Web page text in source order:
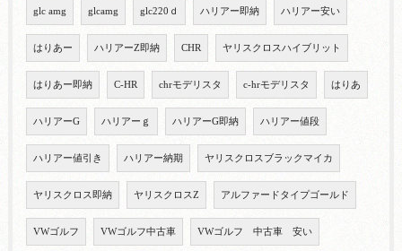
glc amg glcamg glc220ｄ ハリアー即納 ハリアー安い
はりあー ハリアーZ即納 CHR ヤリスクロスハイブリット
はりあー即納 C-HR chrモデリスタ c-hrモデリスタ はりあ
ハリアーG ハリアーｇ ハリアーG即納 ハリアー値段
ハリアー値引き ハリアー納期 ヤリスクロスブラックマイカ
ヤリスクロス即納 ヤリスクロスZ アルファードタイプゴールド
VWゴルフ VWゴルフ中古車 VWゴルフ 中古車 安い